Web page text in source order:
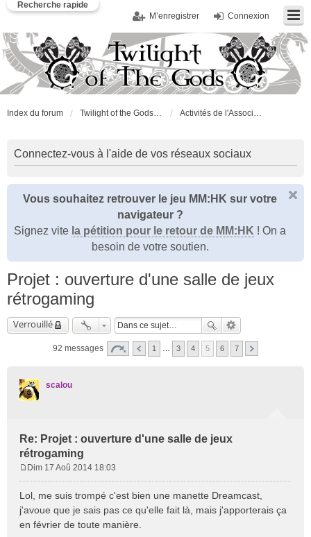
Connexion
M’enregistrer
Recherche rapide
Index du forum Twilight of the Gods : l'Association Activités de l'Association
Connectez-vous à l'aide de vos réseaux sociaux
Vous souhaitez retrouver le jeu MM:HK sur votre
navigateur ?
Signez vite la pétition pour le retour de MM:HK ! On a
besoin de votre soutien.
Projet : ouverture d'une salle de jeux
rétrogaming
Verrouillé
92 messages 1 3 4 5 6 7
scalou
Re: Projet : ouverture d'une salle de jeux
rétrogaming
s
s
a
Dim 17 Aoû 2014 18:03
Lol, me suis trompé c'est bien une manette Dreamcast,
j'avoue que je sais pas ce qu'elle fait là, mais j'apporterais ça
en février de toute manière.